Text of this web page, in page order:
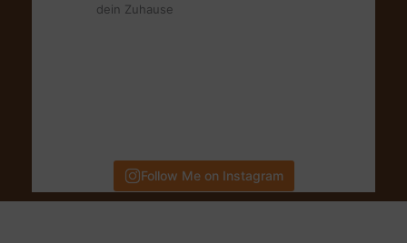
dein Zuhause
Follow Me on Instagram